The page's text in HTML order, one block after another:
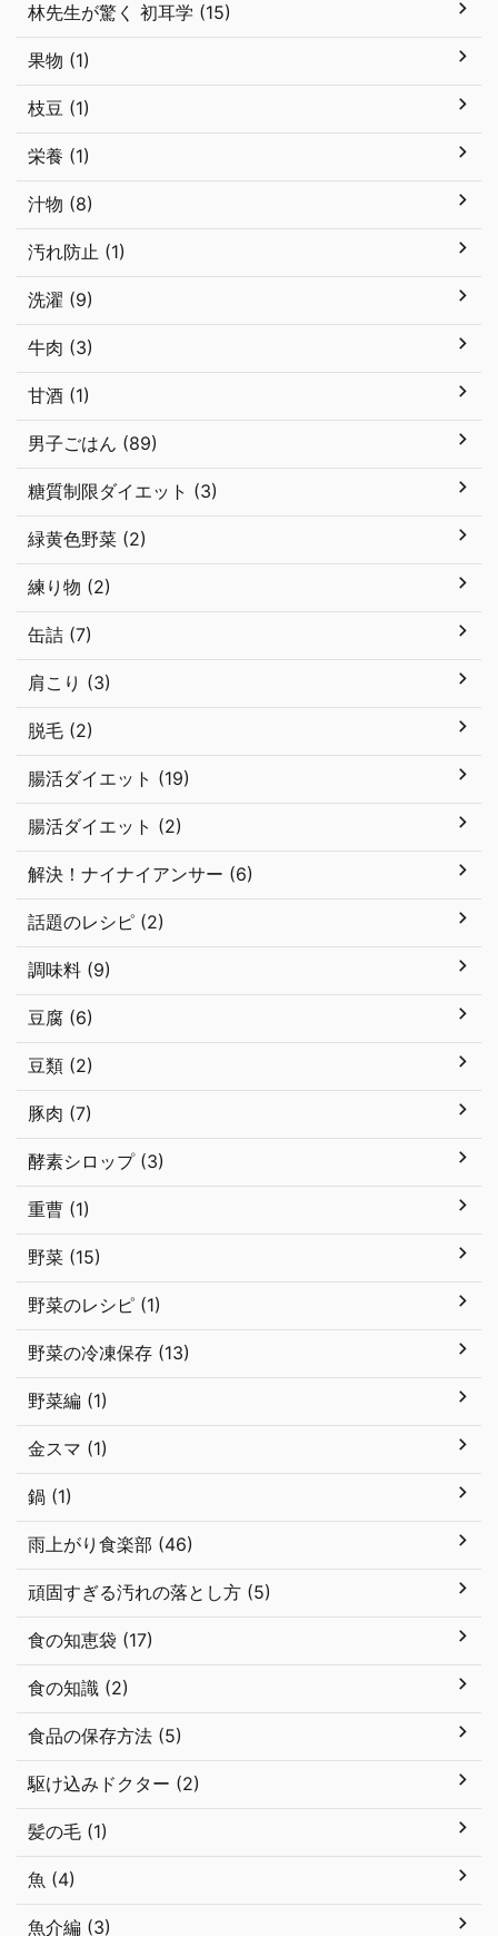
林先生が驚く 初耳学 (15)
果物 (1)
枝豆 (1)
栄養 (1)
汁物 (8)
汚れ防止 (1)
洗濯 (9)
牛肉 (3)
甘酒 (1)
男子ごはん (89)
糖質制限ダイエット (3)
緑黄色野菜 (2)
練り物 (2)
缶詰 (7)
肩こり (3)
脱毛 (2)
腸活ダイエット (19)
腸活ダイエット (2)
解決！ナイナイアンサー (6)
話題のレシピ (2)
調味料 (9)
豆腐 (6)
豆類 (2)
豚肉 (7)
酵素シロップ (3)
重曹 (1)
野菜 (15)
野菜のレシピ (1)
野菜の冷凍保存 (13)
野菜編 (1)
金スマ (1)
鍋 (1)
雨上がり食楽部 (46)
頑固すぎる汚れの落とし方 (5)
食の知恵袋 (17)
食の知識 (2)
食品の保存方法 (5)
駆け込みドクター (2)
髪の毛 (1)
魚 (4)
魚介編 (3)